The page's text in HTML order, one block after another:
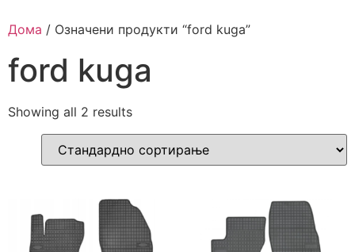
Дома / Означени продукти “ford kuga”
ford kuga
Showing all 2 results